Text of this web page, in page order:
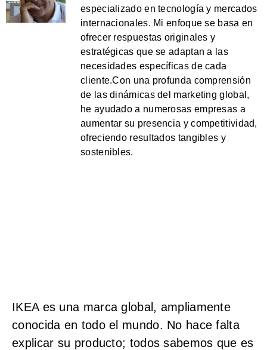
especializado en tecnología y mercados
internacionales. Mi enfoque se basa en
ofrecer respuestas originales y
estratégicas que se adaptan a las
necesidades específicas de cada
cliente.Con una profunda comprensión
de las dinámicas del marketing global,
he ayudado a numerosas empresas a
aumentar su presencia y competitividad,
ofreciendo resultados tangibles y
sostenibles.
IKEA es una marca global, ampliamente
conocida en todo el mundo. No hace falta
explicar su producto; todos sabemos que es